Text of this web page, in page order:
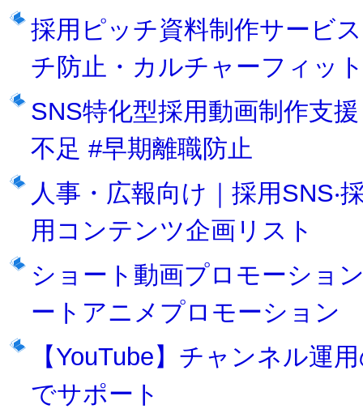
採用ピッチ資料制作サービ
チ防止・カルチャーフィッ
SNS特化型採用動画制作支
不足 #早期離職防止
人事・広報向け｜採用SNS‧
用コンテンツ企画リスト
ショート動画プロモーショ
ートアニメプロモーション
【YouTube】チャンネル運
でサポート